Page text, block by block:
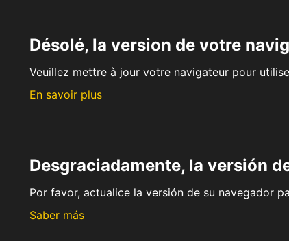
Désolé, la version de votre
Veuillez mettre à jour votre navigateur pour
En savoir plus
Desgraciadamente, la versión
Por favor, actualice la versión de su navegador
Saber más